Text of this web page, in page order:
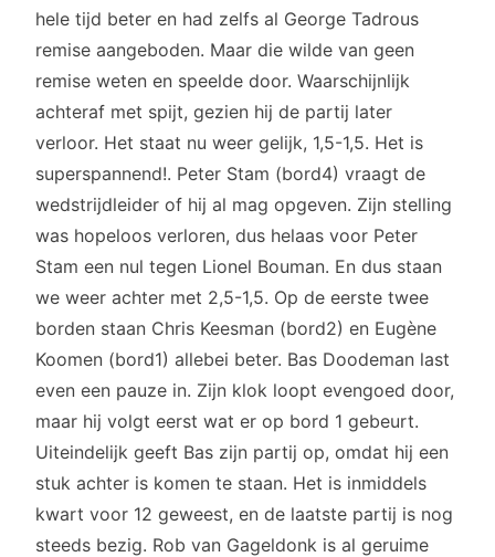
hele tijd beter en had zelfs al George Tadrous
remise aangeboden. Maar die wilde van geen
remise weten en speelde door. Waarschijnlijk
achteraf met spijt, gezien hij de partij later
verloor. Het staat nu weer gelijk, 1,5-1,5. Het is
superspannend!. Peter Stam (bord4) vraagt de
wedstrijdleider of hij al mag opgeven. Zijn stelling
was hopeloos verloren, dus helaas voor Peter
Stam een nul tegen Lionel Bouman. En dus staan
we weer achter met 2,5-1,5. Op de eerste twee
borden staan Chris Keesman (bord2) en Eugène
Koomen (bord1) allebei beter. Bas Doodeman last
even een pauze in. Zijn klok loopt evengoed door,
maar hij volgt eerst wat er op bord 1 gebeurt.
Uiteindelijk geeft Bas zijn partij op, omdat hij een
stuk achter is komen te staan. Het is inmiddels
kwart voor 12 geweest, en de laatste partij is nog
steeds bezig. Rob van Gageldonk is al geruime